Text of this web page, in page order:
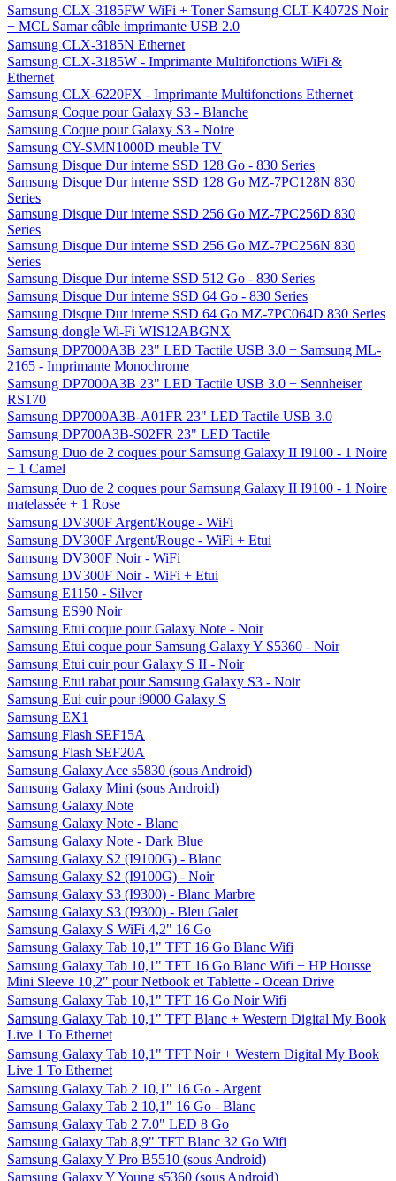
Samsung CLX-3185FW WiFi + Toner Samsung CLT-K4072S Noir
+ MCL Samar câble imprimante USB 2.0
Samsung CLX-3185N Ethernet
Samsung CLX-3185W - Imprimante Multifonctions WiFi &
Ethernet
Samsung CLX-6220FX - Imprimante Multifonctions Ethernet
Samsung Coque pour Galaxy S3 - Blanche
Samsung Coque pour Galaxy S3 - Noire
Samsung CY-SMN1000D meuble TV
Samsung Disque Dur interne SSD 128 Go - 830 Series
Samsung Disque Dur interne SSD 128 Go MZ-7PC128N 830
Series
Samsung Disque Dur interne SSD 256 Go MZ-7PC256D 830
Series
Samsung Disque Dur interne SSD 256 Go MZ-7PC256N 830
Series
Samsung Disque Dur interne SSD 512 Go - 830 Series
Samsung Disque Dur interne SSD 64 Go - 830 Series
Samsung Disque Dur interne SSD 64 Go MZ-7PC064D 830 Series
Samsung dongle Wi-Fi WIS12ABGNX
Samsung DP7000A3B 23" LED Tactile USB 3.0 + Samsung ML-
2165 - Imprimante Monochrome
Samsung DP7000A3B 23" LED Tactile USB 3.0 + Sennheiser
RS170
Samsung DP7000A3B-A01FR 23" LED Tactile USB 3.0
Samsung DP700A3B-S02FR 23" LED Tactile
Samsung Duo de 2 coques pour Samsung Galaxy II I9100 - 1 Noire
+ 1 Camel
Samsung Duo de 2 coques pour Samsung Galaxy II I9100 - 1 Noire
matelassée + 1 Rose
Samsung DV300F Argent/Rouge - WiFi
Samsung DV300F Argent/Rouge - WiFi + Etui
Samsung DV300F Noir - WiFi
Samsung DV300F Noir - WiFi + Etui
Samsung E1150 - Silver
Samsung ES90 Noir
Samsung Etui coque pour Galaxy Note - Noir
Samsung Etui coque pour Samsung Galaxy Y S5360 - Noir
Samsung Etui cuir pour Galaxy S II - Noir
Samsung Etui rabat pour Samsung Galaxy S3 - Noir
Samsung Eui cuir pour i9000 Galaxy S
Samsung EX1
Samsung Flash SEF15A
Samsung Flash SEF20A
Samsung Galaxy Ace s5830 (sous Android)
Samsung Galaxy Mini (sous Android)
Samsung Galaxy Note
Samsung Galaxy Note - Blanc
Samsung Galaxy Note - Dark Blue
Samsung Galaxy S2 (I9100G) - Blanc
Samsung Galaxy S2 (I9100G) - Noir
Samsung Galaxy S3 (I9300) - Blanc Marbre
Samsung Galaxy S3 (I9300) - Bleu Galet
Samsung Galaxy S WiFi 4,2" 16 Go
Samsung Galaxy Tab 10,1" TFT 16 Go Blanc Wifi
Samsung Galaxy Tab 10,1" TFT 16 Go Blanc Wifi + HP Housse
Mini Sleeve 10,2" pour Netbook et Tablette - Ocean Drive
Samsung Galaxy Tab 10,1" TFT 16 Go Noir Wifi
Samsung Galaxy Tab 10,1" TFT Blanc + Western Digital My Book
Live 1 To Ethernet
Samsung Galaxy Tab 10,1" TFT Noir + Western Digital My Book
Live 1 To Ethernet
Samsung Galaxy Tab 2 10,1" 16 Go - Argent
Samsung Galaxy Tab 2 10,1" 16 Go - Blanc
Samsung Galaxy Tab 2 7.0" LED 8 Go
Samsung Galaxy Tab 8,9" TFT Blanc 32 Go Wifi
Samsung Galaxy Y Pro B5510 (sous Android)
Samsung Galaxy Y Young s5360 (sous Android)